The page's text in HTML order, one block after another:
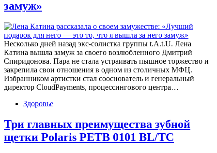
замуж»
Несколько дней назад экс-солистка группы t.A.t.U. Лена
Катина вышла замуж за своего возлюбленного Дмитрий
Спиридонова. Пара не стала устраивать пышное торжество и
закрепила свои отношения в одном из столичных МФЦ.
Избранником артистки стал сооснователь и генеральный
директор CloudPayments, процессингового центра…
Здоровье
Три главных преимущества зубной
щетки Polaris PETB 0101 BL/TC